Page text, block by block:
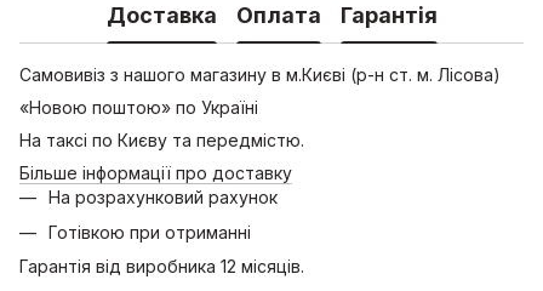
Доставка Оплата Гарантія
Самовивіз з нашого магазину в м.Києві (р-н ст. м. Лісова)
«Новою поштою» по Україні
На таксі по Києву та передмістю.
Більше інформації про доставку
На розрахунковий рахунок
Готівкою при отриманні
Гарантія від виробника 12 місяців.